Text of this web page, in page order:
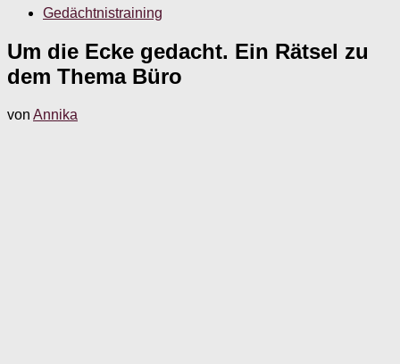
Gedächtnistraining
Um die Ecke gedacht. Ein Rätsel zu
dem Thema Büro
von Annika